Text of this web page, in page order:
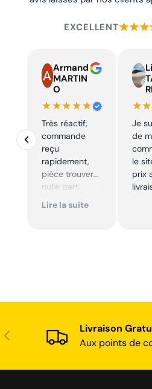
EXCELLENT
Armand
MARTIN
O
★★★★★
Très réactif,
commande
reçu
rapidement,
pièce trouver
nulle part
ailleurs et
Lire la suite
Je
de
le
prix
Précédent
Livraison
Aux points de